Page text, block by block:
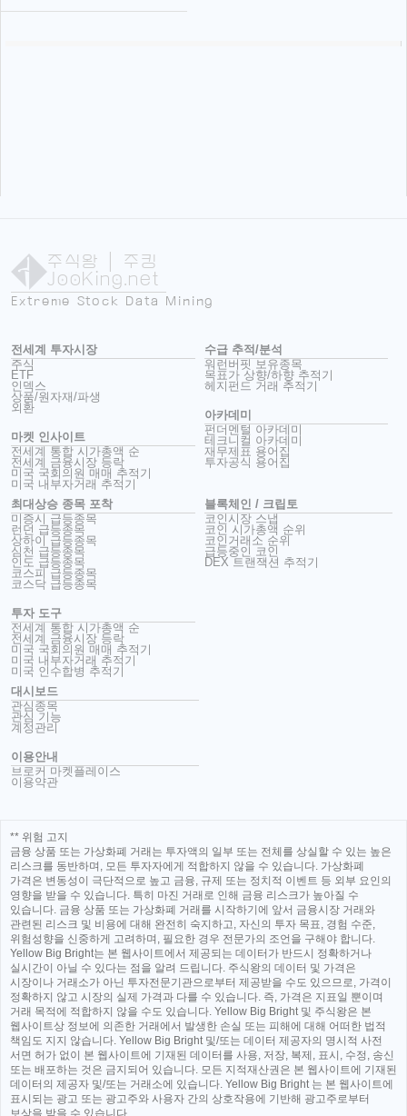
주식왕 | 주킹
JooKing.net
Extreme Stock Data Mining
전세계 투자시장
주식
ETF
인덱스
상품/원자재/파생
외환
마켓 인사이트
전세계 통합 시가총액 순
전세계 금융시장 등락
미국 국회의원 매매 추적기
미국 내부자거래 추적기
수급 추적/분석
워런버핏 보유종목
목표가 상향/하향 추적기
헤지펀드 거래 추적기
아카데미
펀더멘털 아카데미
테크니컬 아카데미
재무제표 용어집
투자공식 용어집
최대상승 종목 포착
미증시 급등종목
런던 급등종목
상하이 급등종목
심천 급등종목
인도 급등종목
코스피 급등종목
코스닥 급등종목
투자 도구
전세계 통합 시가총액 순
전세계 금융시장 등락
미국 국회의원 매매 추적기
미국 내부자거래 추적기
미국 인수합병 추적기
블록체인 / 크립토
코인시장 스냅
코인 시가총액 순위
코인거래소 순위
급등중인 코인
DEX 트랜잭션 추적기
대시보드
관심종목
관심 기능
계정관리
이용안내
브로커 마켓플레이스
이용약관
** 위험 고지
금융 상품 또는 가상화폐 거래는 투자액의 일부 또는 전체를 상실할 수 있는 높은
리스크를 동반하며, 모든 투자자에게 적합하지 않을 수 있습니다. 가상화폐
가격은 변동성이 극단적으로 높고 금융, 규제 또는 정치적 이벤트 등 외부 요인의
영향을 받을 수 있습니다. 특히 마진 거래로 인해 금융 리스크가 높아질 수
있습니다. 금융 상품 또는 가상화폐 거래를 시작하기에 앞서 금융시장 거래와
관련된 리스크 및 비용에 대해 완전히 숙지하고, 자신의 투자 목표, 경험 수준,
위험성향을 신중하게 고려하며, 필요한 경우 전문가의 조언을 구해야 합니다.
Yellow Big Bright는 본 웹사이트에서 제공되는 데이터가 반드시 정확하거나
실시간이 아닐 수 있다는 점을 알려 드립니다. 주식왕의 데이터 및 가격은
시장이나 거래소가 아닌 투자전문기관으로부터 제공받을 수도 있으므로, 가격이
정확하지 않고 시장의 실제 가격과 다를 수 있습니다. 즉, 가격은 지표일 뿐이며
거래 목적에 적합하지 않을 수도 있습니다. Yellow Big Bright 및 주식왕은 본
웹사이트상 정보에 의존한 거래에서 발생한 손실 또는 피해에 대해 어떠한 법적
책임도 지지 않습니다. Yellow Big Bright 및/또는 데이터 제공자의 명시적 사전
서면 허가 없이 본 웹사이트에 기재된 데이터를 사용, 저장, 복제, 표시, 수정, 송신
또는 배포하는 것은 금지되어 있습니다. 모든 지적재산권은 본 웹사이트에 기재된
데이터의 제공자 및/또는 거래소에 있습니다. Yellow Big Bright 는 본 웹사이트에
표시되는 광고 또는 광고주와 사용자 간의 상호작용에 기반해 광고주로부터
보상을 받을 수 있습니다.